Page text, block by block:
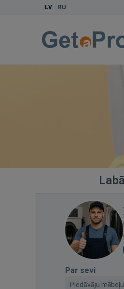
LV RU
Par sevi
Piedāvāju